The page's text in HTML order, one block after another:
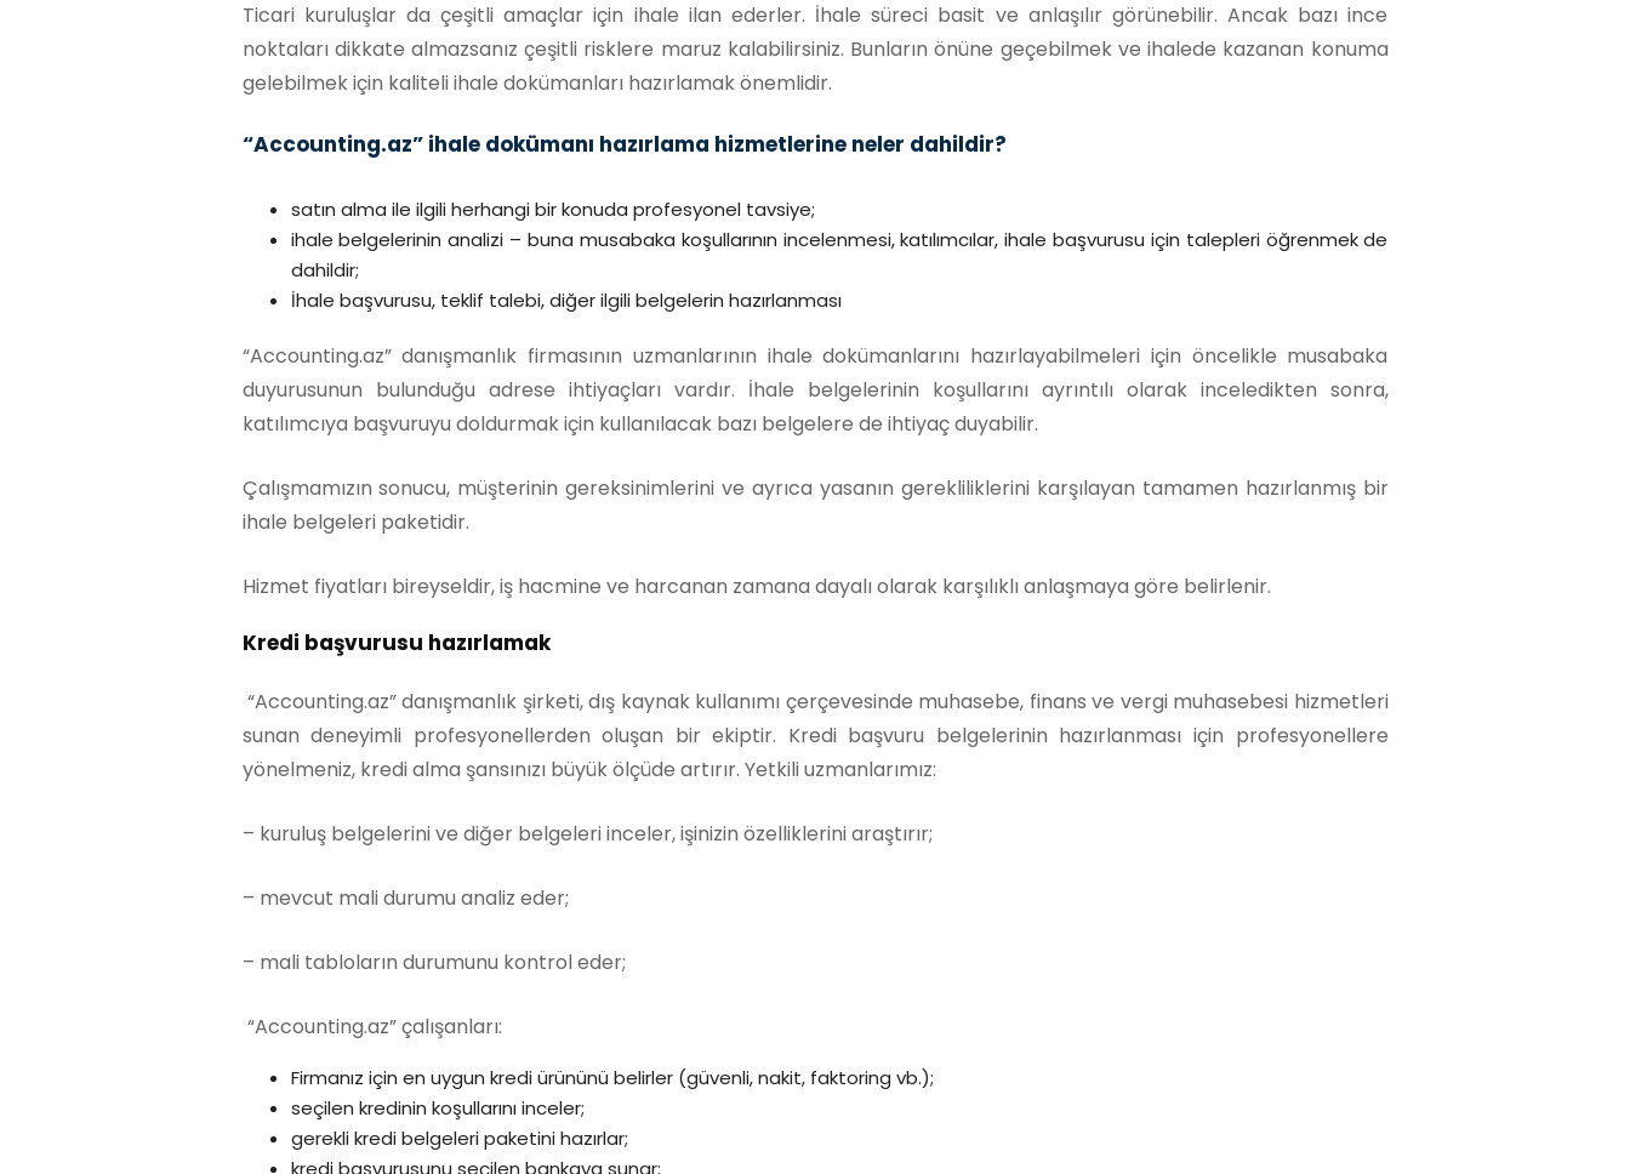
Ticari kuruluşlar da çeşitli amaçlar için ihale ilan ederler. İhale süreci basit ve anlaşılır görünebilir. Ancak bazı ince
noktaları dikkate almazsanız çeşitli risklere maruz kalabilirsiniz. Bunların önüne geçebilmek ve ihalede kazanan konuma
gelebilmek için kaliteli ihale dokümanları hazırlamak önemlidir.
“Accounting.az” ihale dokümanı hazırlama hizmetlerine neler dahildir?
satın alma ile ilgili herhangi bir konuda profesyonel tavsiye;
ihale belgelerinin analizi – buna musabaka koşullarının incelenmesi, katılımcılar, ihale başvurusu için talepleri öğrenmek de
dahildir;
İhale başvurusu, teklif talebi, diğer ilgili belgelerin hazırlanması
“Accounting.az” danışmanlık firmasının uzmanlarının ihale dokümanlarını hazırlayabilmeleri için öncelikle musabaka
duyurusunun bulunduğu adrese ihtiyaçları vardır. İhale belgelerinin koşullarını ayrıntılı olarak inceledikten sonra,
katılımcıya başvuruyu doldurmak için kullanılacak bazı belgelere de ihtiyaç duyabilir.
Çalışmamızın sonucu, müşterinin gereksinimlerini ve ayrıca yasanın gerekliliklerini karşılayan tamamen hazırlanmış bir
ihale belgeleri paketidir.
Hizmet fiyatları bireyseldir, iş hacmine ve harcanan zamana dayalı olarak karşılıklı anlaşmaya göre belirlenir.
Kredi başvurusu hazırlamak
“Accounting.az” danışmanlık şirketi, dış kaynak kullanımı çerçevesinde muhasebe, finans ve vergi muhasebesi hizmetleri
sunan deneyimli profesyonellerden oluşan bir ekiptir. Kredi başvuru belgelerinin hazırlanması için profesyonellere
yönelmeniz, kredi alma şansınızı büyük ölçüde artırır. Yetkili uzmanlarımız:
– kuruluş belgelerini ve diğer belgeleri inceler, işinizin özelliklerini araştırır;
– mevcut mali durumu analiz eder;
– mali tabloların durumunu kontrol eder;
“Accounting.az” çalışanları:
Firmanız için en uygun kredi ürününü belirler (güvenli, nakit, faktoring vb.);
seçilen kredinin koşullarını inceler;
gerekli kredi belgeleri paketini hazırlar;
kredi başvurusunu seçilen bankaya sunar;